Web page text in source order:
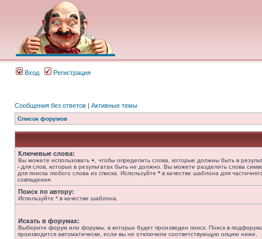
Вход Регистрация
Сообщения без ответов | Активные темы
Список форумов
Ключевые слова:
Вы можете использовать + , чтобы определить слова, которые должны быть в
- для слов, которых в результатах быть не должно. Вы можете разделить слова
для поиска любого слова из списка. Используйте * в качестве шаблона для
совпадения.
Поиск по автору:
Используйте * в качестве шаблона.
Искать в форумах:
Выберите форум или форумы, в которых будет произведен поиск. Поиск в
производится автоматически, если вы не отключили соответствующую опцию ниже.